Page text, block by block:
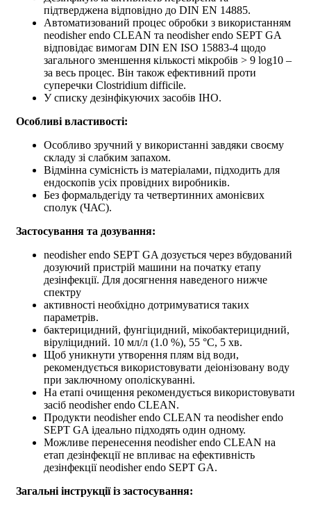
підтверджена відповідно до DIN EN 14885.
Автоматизований процес обробки з використанням
neodisher endo CLEAN та neodisher endo SEPT GA
відповідає вимогам DIN EN ISO 15883-4 щодо
загального зменшення кількості мікробів > 9 log10 –
за весь процес. Він також ефективний проти
суперечки Clostridium difficile.
У списку дезінфікуючих засобів IHO.
Особливі властивості:
Особливо зручний у використанні завдяки своєму
складу зі слабким запахом.
Відмінна сумісність із матеріалами, підходить для
ендоскопів усіх провідних виробників.
Без формальдегіду та четвертинних амонієвих
сполук (ЧАС).
Застосування та дозування:
neodisher endo SEPT GA дозується через вбудований
дозуючий пристрій машини на початку етапу
дезінфекції. Для досягнення наведеного нижче
спектру
активності необхідно дотримуватися таких
параметрів.
бактерицидний, фунгіцидний, мікобактерицидний,
віруліцидний. 10 мл/л (1.0 %), 55 °C, 5 хв.
Щоб уникнути утворення плям від води,
рекомендується використовувати деіонізовану воду
при заключному ополіскуванні.
На етапі очищення рекомендується використовувати
засіб neodisher endo CLEAN.
Продукти neodisher endo CLEAN та neodisher endo
SEPT GA ідеально підходять один одному.
Можливе перенесення neodisher endo CLEAN на
етап дезінфекції не впливає на ефективність
дезінфекції neodisher endo SEPT GA.
Загальні інструкції із застосування: